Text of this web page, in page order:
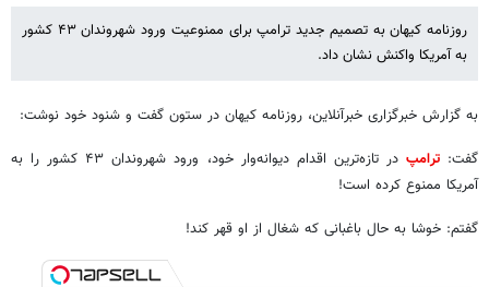
روزنامه کیهان به تصمیم جدید ترامپ برای ممنوعیت ورود شهروندان ۴۳ کشور
به آمریکا واکنش نشان داد.
به گزارش خبرگزاری خبرآنلاین، روزنامه کیهان در ستون گفت و شنود خود نوشت:
گفت:ترامپ
در تازه‌ترین اقدام دیوانه‌وار خود، ورود شهروندان ۴۳ کشور را به
آمریکا ممنوع کرده است!
گفتم: خوشا به حال باغبانی که شغال از او قهر کند!